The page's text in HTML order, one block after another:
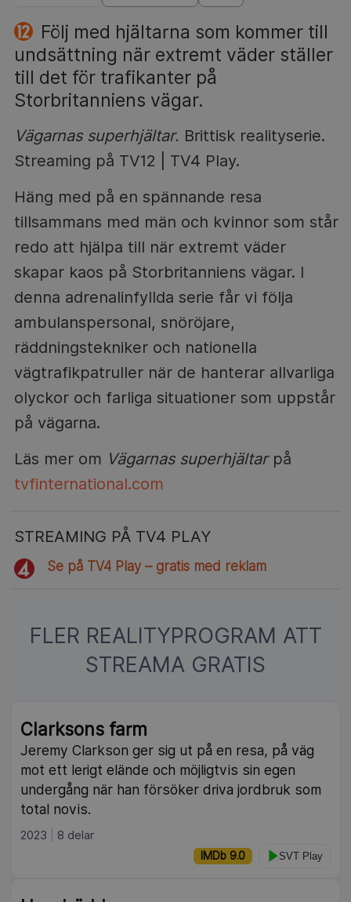
Följ med hjältarna som kommer till
undsättning när extremt väder ställer
till det för trafikanter på
Storbritanniens vägar.
Vägarnas superhjältar. Brittisk realityserie.
Streaming på TV12 | TV4 Play.
Häng med på en spännande resa
tillsammans med män och kvinnor som står
redo att hjälpa till när extremt väder
skapar kaos på Storbritanniens vägar. I
denna adrenalinfyllda serie får vi följa
ambulanspersonal, snöröjare,
räddningstekniker och nationella
vägtrafikpatruller när de hanterar allvarliga
olyckor och farliga situationer som uppstår
på vägarna.
Läs mer om Vägarnas superhjältarpå
tvfinternational.com
STREAMING PÅ TV4 PLAY
Se på TV4 Play – gratis med reklam
FLER REALITYPROGRAM ATT
STREAMA GRATIS
Clarksons farm
Jeremy Clarkson ger sig ut på en resa, på väg
mot ett lerigt elände och möjligtvis sin egen
undergång när han försöker driva jordbruk som
total novis.
2023 8 delar
IMDb 9.0 SVT Play